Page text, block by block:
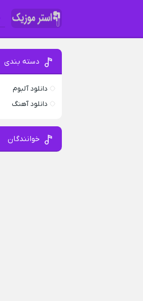
دسته بندی
دانلود آلبوم
دانلود آهنگ
خوانندگان